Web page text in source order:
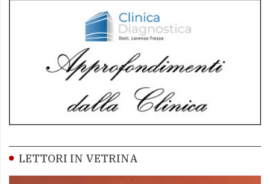
LETTORI IN VETRINA